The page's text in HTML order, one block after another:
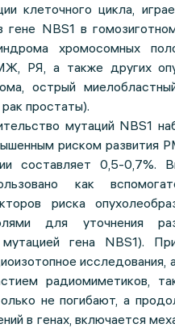
клеточного цикла,
NBS1 в
хромосомных
РЯ, а также других
острый
простаты).
мутаций NBS1
риском
составляет 0,5-0,7%.
как
риска
для уточнения
мутацией гена NBS1).
исследования,
радиомиметиков,
не погибают, а
в генах, включается